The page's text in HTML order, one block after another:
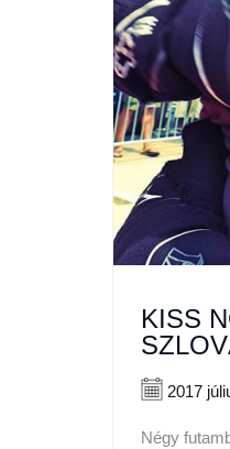
KISS
2017
Négy